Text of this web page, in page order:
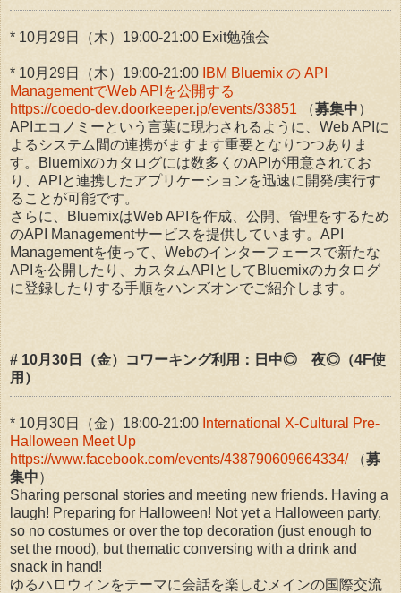
* 10月29日（木）19:00-21:00 Exit勉強会
* 10月29日（木）19:00-21:00 IBM Bluemix の API
ManagementでWeb APIを公開する
https://coedo-dev.doorkeeper.jp/events/33851 （募集中）
APIエコノミーという言葉に現わされるように、Web APIに
よるシステム間の連携がますます重要となりつつありま
す。Bluemixのカタログには数多くのAPIが用意されてお
り、APIと連携したアプリケーションを迅速に開発/実行す
ることが可能です。
さらに、BluemixはWeb APIを作成、公開、管理をするため
のAPI Managementサービスを提供しています。API
Managementを使って、Webのインターフェースで新たな
APIを公開したり、カスタムAPIとしてBluemixのカタログ
に登録したりする手順をハンズオンでご紹介します。
# 10月30日（金）コワーキング利用：日中◎ 夜◎（4F使
用）
* 10月30日（金）18:00-21:00 International X-Cultural Pre-
Halloween Meet Up
https://www.facebook.com/events/438790609664334/（募
集中）
Sharing personal stories and meeting new friends. Having a
laugh! Preparing for Halloween! Not yet a Halloween party,
so no costumes or over the top decoration (just enough to
set the mood), but thematic conversing with a drink and
snack in hand!
ゆるハロウィンをテーマに会話を楽しむメインの国際交流